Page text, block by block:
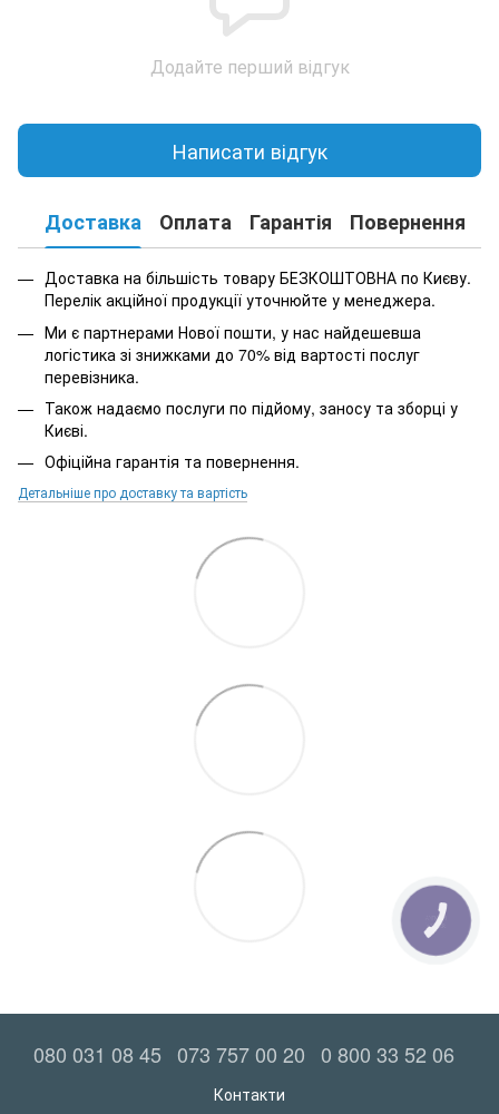
Додайте перший відгук
Написати відгук
Доставка Оплата Гарантія Повернення
Доставка на більшість товару БЕЗКОШТОВНА по Києву.
Перелік акційної продукції уточнюйте у менеджера.
Ми є партнерами Нової пошти, у нас найдешевша
логістика зі знижками до 70% від вартості послуг
перевізника.
Також надаємо послуги по підйому, заносу та зборці у
Києві.
Офіційна гарантія та повернення.
Детальніше про доставку та вартість
080 031 08 45 073 757 00 20 0 800 33 52 06
Контакти
КНОПКА
ЗВ'ЯЗКУ